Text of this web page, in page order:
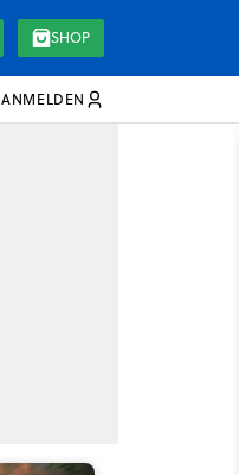
SHOP
ANMELDEN